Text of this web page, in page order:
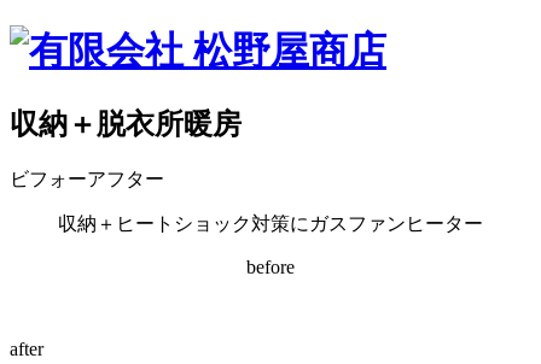
収納＋脱衣所暖房
ビフォーアフター
収納＋ヒートショック対策にガスファンヒーター
before
after